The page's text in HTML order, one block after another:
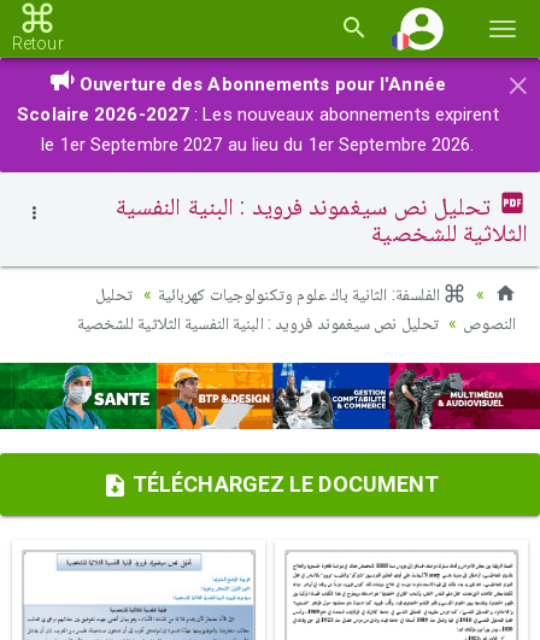
la
Retour
×
Ouverture des Abonnements pour l'Année
Scolaire 2026-2027 : Les nouveaux abonnements expirent
le 1er Septembre 2027 au lieu du 1er Septembre 2026.
تحليل نص سيغموند فرويد : البنية النفسية
الثلاثية للشخصية
الفلسفة: الثانية باك علوم وتكنولوجيات كهربائية
تحليل
النصوص
تحليل نص سيغموند فرويد : البنية النفسية الثلاثية للشخصية
TÉLÉCHARGEZ LE DOCUMENT